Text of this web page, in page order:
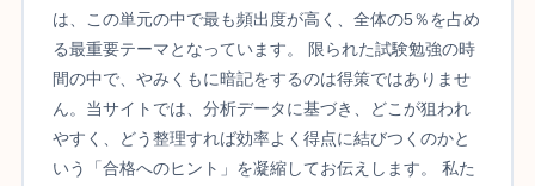
は、この単元の中で最も頻出度が高く、全体の5％を占め
る最重要テーマとなっています。 限られた試験勉強の時
間の中で、やみくもに暗記をするのは得策ではありませ
ん。当サイトでは、分析データに基づき、どこが狙われ
やすく、どう整理すれば効率よく得点に結びつくのかと
いう「合格へのヒント」を凝縮してお伝えします。 私た